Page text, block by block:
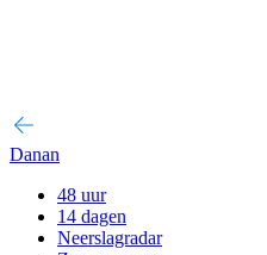
Danan
48 uur
14 dagen
Neerslagradar